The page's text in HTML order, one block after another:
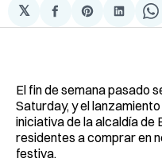
𝕏
Compartir
en
Share
on
en
El fin de semana pasado
Saturday, y el
iniciativa de la alcaldía de
residentes a comprar en
festiva.